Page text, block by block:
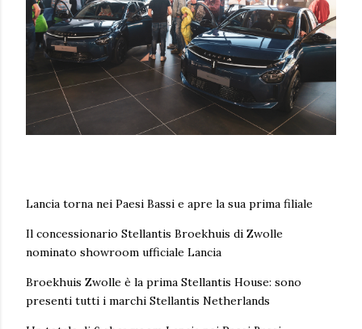
Lancia torna nei Paesi Bassi e apre la sua prima filiale
Il concessionario Stellantis Broekhuis di Zwolle
nominato showroom ufficiale Lancia
Broekhuis Zwolle è la prima Stellantis House: sono
presenti tutti i marchi Stellantis Netherlands